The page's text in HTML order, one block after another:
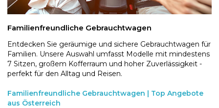
Familienfreundliche Gebrauchtwagen
Entdecken Sie geräumige und sichere Gebrauchtwagen für
Familien. Unsere Auswahl umfasst Modelle mit mindestens
7 Sitzen, großem Kofferraum und hoher Zuverlässigkeit -
perfekt für den Alltag und Reisen.
Familienfreundliche Gebrauchtwagen | Top Angebote
aus Österreich